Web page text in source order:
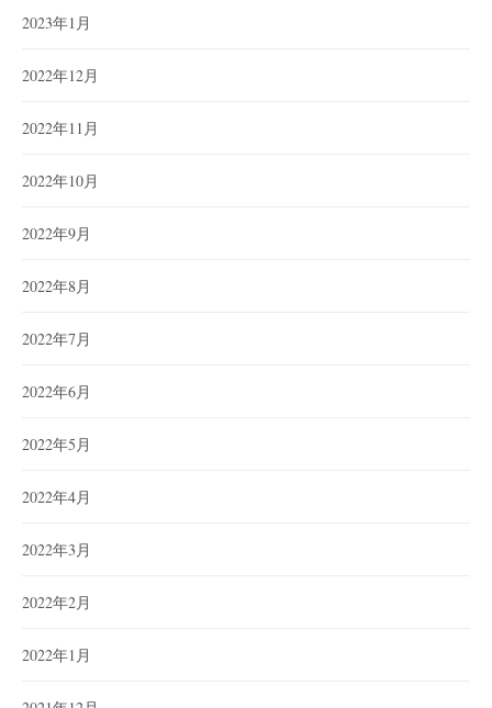
2023年1月
2022年12月
2022年11月
2022年10月
2022年9月
2022年8月
2022年7月
2022年6月
2022年5月
2022年4月
2022年3月
2022年2月
2022年1月